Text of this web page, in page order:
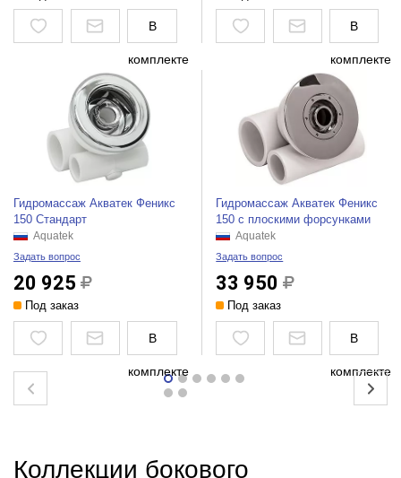
В
комплекте
В
комплекте
Гидромассаж Акватек Феникс
150 Стандарт
Aquatek
Задать вопрос
20 925
Под заказ
В
комплекте
Гидромассаж Акватек Феникс
150 с плоскими форсунками
Aquatek
Задать вопрос
33 950
Под заказ
В
комплекте
Коллекции бокового